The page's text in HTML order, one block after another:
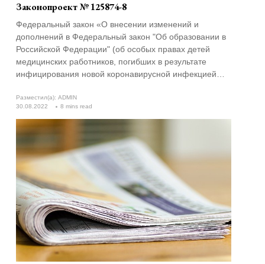
Законопроект № 125874-8
Федеральный закон «О внесении изменений и
дополнений в Федеральный закон "Об образовании в
Российской Федерации" (об особых правах детей
медицинских работников, погибших в результате
инфицирования новой коронавирусной инфекцией
обязанностей)»
Разместил(а): ADMIN
30.08.2022
8 mins read